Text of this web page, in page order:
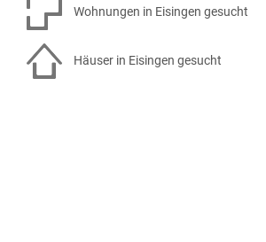
Wohnungen in Eisingen gesucht
Häuser in Eisingen gesucht